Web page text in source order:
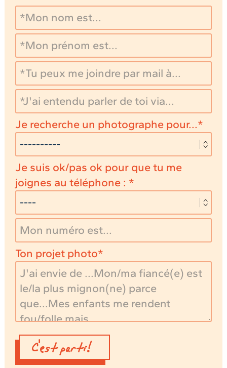
Je recherche un photographe pour...
Je suis ok/pas ok pour que tu me
joignes au téléphone :
Ton projet photo
C'est parti!